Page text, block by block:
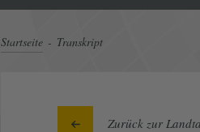
Startseite Transkript
Zurück zur